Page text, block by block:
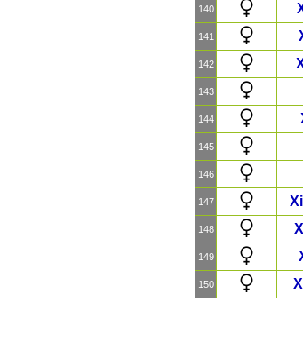
140
141
142
143
144
145
146
147
148
149
150